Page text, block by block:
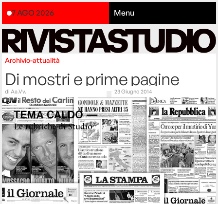
7 AGO 2026 Menu
Archivio-attualità
Di mostri e prime pagine
diAa.Vv. 23 Giugno 2014